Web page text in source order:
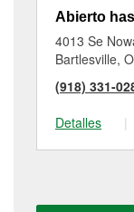
Abierto
4013 Se
Bartlesville,
(918) 331-
Detalles
|